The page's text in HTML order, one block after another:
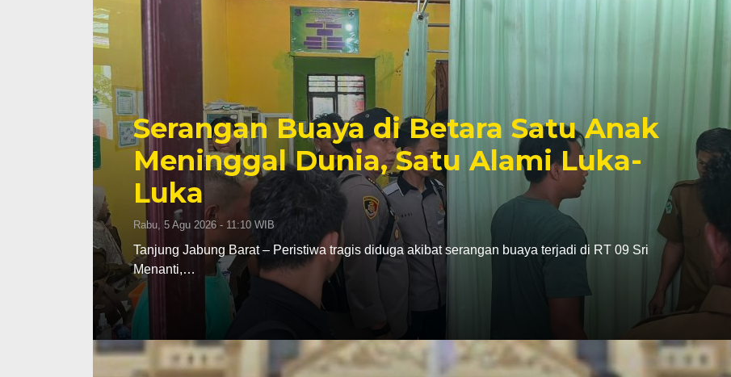
Serangan Buaya di Betara Satu Anak
Meninggal Dunia, Satu Alami Luka-
Luka
Rabu, 5 Agu 2026 - 11:10 WIB
Tanjung Jabung Barat – Peristiwa tragis diduga akibat serangan buaya terjadi di RT 09 Sri
Menanti,…